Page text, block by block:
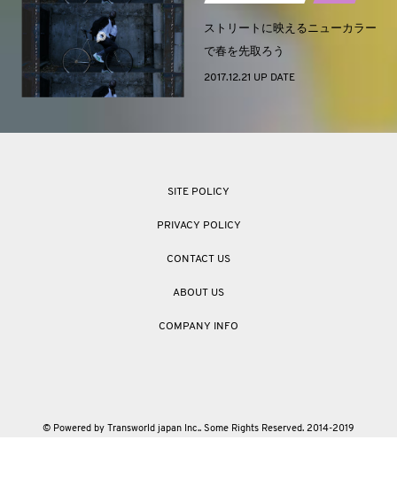
ストリートに映えるニューカラー
で春を先取ろう
2017.12.21 UP DATE
SITE POLICY
PRIVACY POLICY
CONTACT US
ABOUT US
COMPANY INFO
© Powered by Transworld japan Inc.. Some Rights Reserved. 2014-2019